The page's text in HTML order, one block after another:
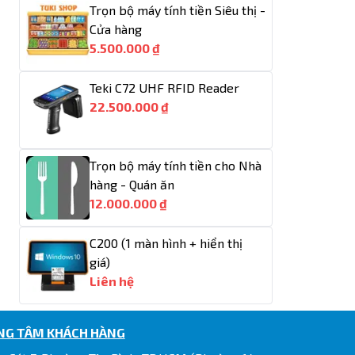
Trọn bộ máy tính tiền Siêu thị -
Cửa hàng
5.500.000 ₫
Teki C72 UHF RFID Reader
22.500.000 ₫
Trọn bộ máy tính tiền cho Nhà
hàng - Quán ăn
12.000.000 ₫
C200 (1 màn hình + hiển thị
giá)
Liên hệ
TÂM KHÁCH HÀNG